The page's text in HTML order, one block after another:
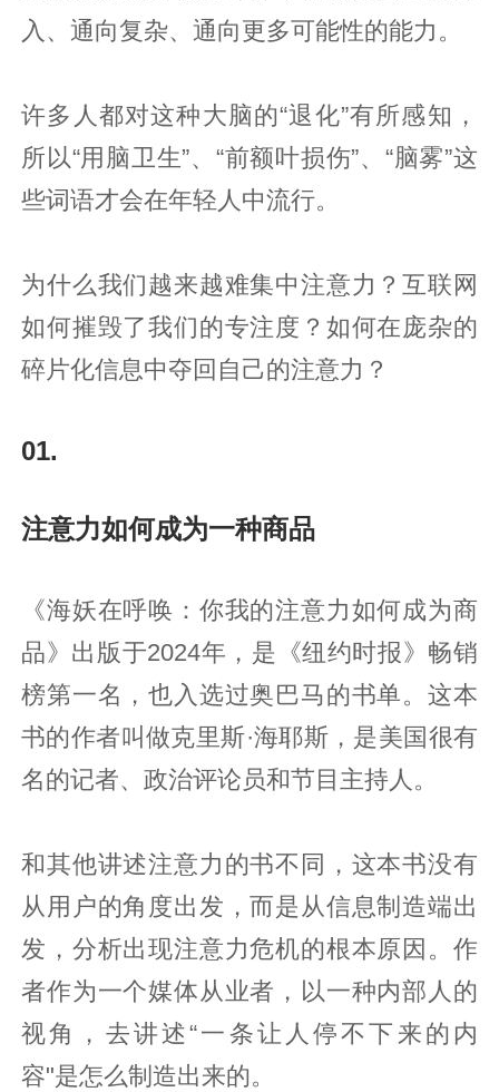
入、通向复杂、通向更多可能性的能力。
许多人都对这种大脑的“退化”有所感知，
所以“用脑卫生”、“前额叶损伤”、“脑雾”这
些词语才会在年轻人中流行。
为什么我们越来越难集中注意力？互联网
如何摧毁了我们的专注度？如何在庞杂的
碎片化信息中夺回自己的注意力？
01.
注意力如何成为一种商品
《海妖在呼唤：你我的注意力如何成为商
品》出版于2024年，是《纽约时报》畅销
榜第一名，也入选过奥巴马的书单。这本
书的作者叫做克里斯·海耶斯，是美国很有
名的记者、政治评论员和节目主持人。
和其他讲述注意力的书不同，这本书没有
从用户的角度出发，而是从信息制造端出
发，分析出现注意力危机的根本原因。作
者作为一个媒体从业者，以一种内部人的
视角，去讲述“一条让人停不下来的内
容"是怎么制造出来的。